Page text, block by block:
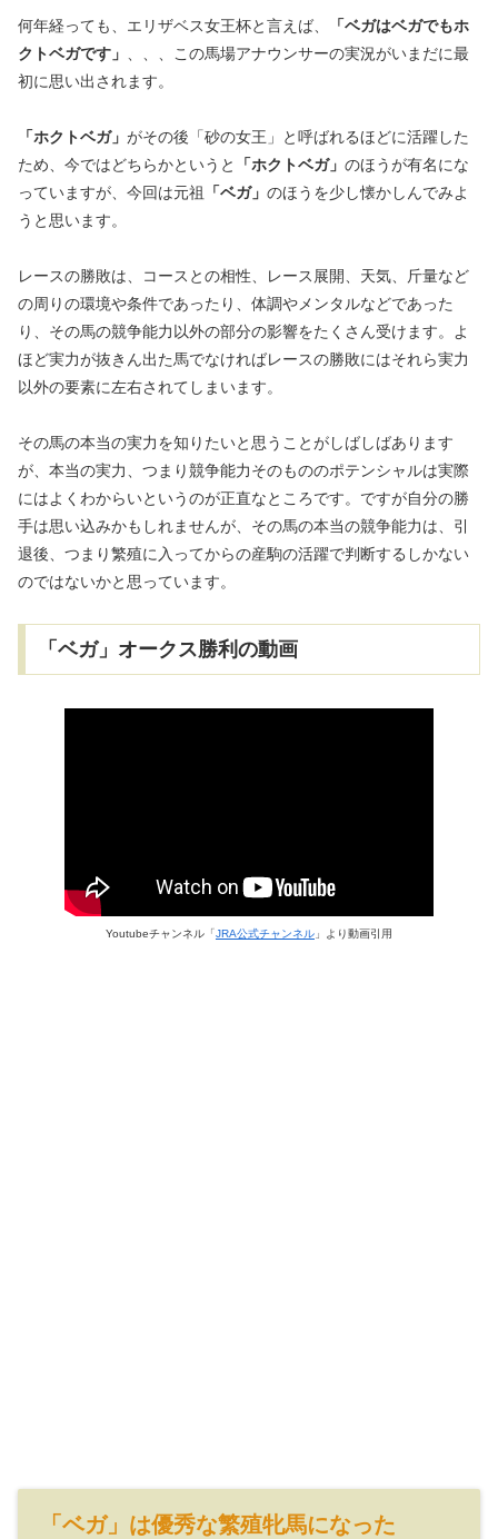
何年経っても、エリザベス女王杯と言えば、
「ベガはベガでもホ
クトベガです」
、、、この馬場アナウンサーの実況がいまだに最
初に思い出されます。
「ホクトベガ」 がその後「砂の女王」と呼ばれるほどに活躍した
ため、今ではどちらかというと
「ホクトベガ」 のほうが有名にな
っていますが、今回は元祖
「ベガ」 のほうを少し懐かしんでみよ
うと思います。
レースの勝敗は、コースとの相性、レース展開、天気、斤量など
の周りの環境や条件であったり、体調やメンタルなどであった
り、その馬の競争能力以外の部分の影響をたくさん受けます。よ
ほど実力が抜きん出た馬でなければレースの勝敗にはそれら実力
以外の要素に左右されてしまいます。
その馬の本当の実力を知りたいと思うことがしばしばあります
が、本当の実力、つまり競争能力そのもののポテンシャルは実際
にはよくわからいというのが正直なところです。ですが自分の勝
手は思い込みかもしれませんが、その馬の本当の競争能力は、引
退後、つまり繁殖に入ってからの産駒の活躍で判断するしかない
のではないかと思っています。
「ベガ」オークス勝利の動画
Youtubeチャンネル JRA公式チャンネル より動画引用
「ベガ」は優秀な繁殖牝馬になった